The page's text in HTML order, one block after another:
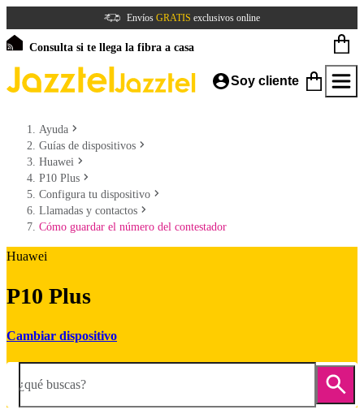
Envíos GRATIS exclusivos online
Consulta si te llega la fibra a casa
Soy cliente
Ayuda
Guías de dispositivos
Huawei
P10 Plus
Configura tu dispositivo
Llamadas y contactos
Cómo guardar el número del contestador
Huawei
P10 Plus
Cambiar dispositivo
¿qué buscas?